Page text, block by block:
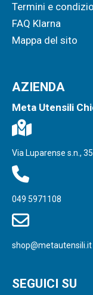
Termini e
FAQ Klarna
Mappa del sito
AZIENDA
Meta Utensili
Via Luparense s.n.,
049 5971108
shop@metautensili.it
SEGUICI SU